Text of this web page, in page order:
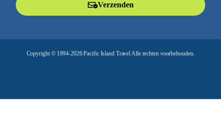
a
Verzenden
Copyright © 1994-2026 Pacific Island Travel Alle rechten voorbehouden.